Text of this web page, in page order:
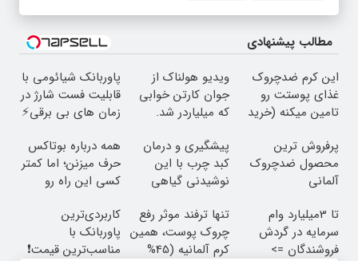
مطالب پیشنهادی
این کرم ضدچروک
غذای پوستت رو
تامین میکنه (خرید
ویدیو هولناک از
جوان کارتن خوابی
که میلیاردر شد.
پاوربانک شیائومی با
قابلیت فست شارژ در
زمان های بی برقی⚡
پرفروش ترین
محصول ضدچروک
آلمانی
پیشگیری و درمان
کبد چرب با این
نوشیدنی گیاهی
همه درباره بوتاکس
حرف میزنن؛ اما کمتر
کسی این راه رو
تا 3میلیارد وام
سرمایه در گردش
فروشندگان =>
تنها ترفند موثر رفع
چروک پوست، همین
کرم آلمانیه (45%
کاربردی‌ترین
پاوربانک با
مناسب‌ترین قیمت❗